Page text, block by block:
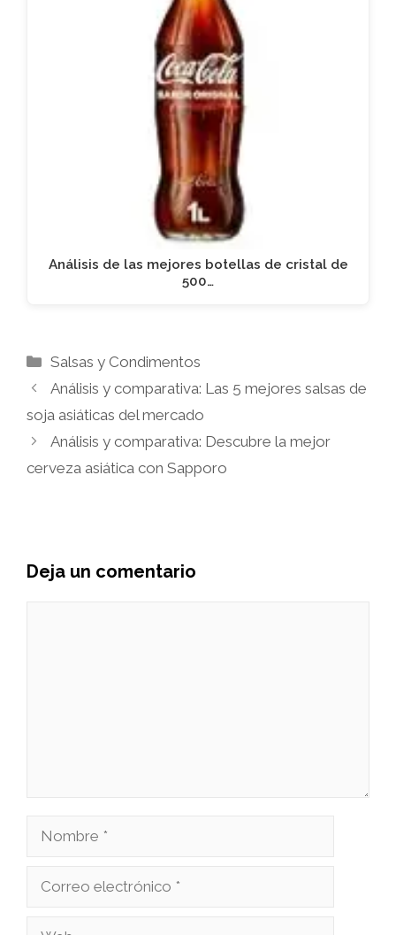
Análisis de las mejores botellas de cristal de
500…
Categorías
Salsas y Condimentos
Análisis y comparativa: Las 5 mejores salsas de
soja asiáticas del mercado
Análisis y comparativa: Descubre la mejor
cerveza asiática con Sapporo
Deja un comentario
Nombre
Correo
Web